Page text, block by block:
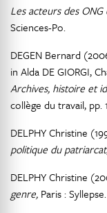
Les acteurs des
Sciences-Po.
DEGEN Bernard
in Alda DE GIORGI,
Archives, histoire et
collège du travail, pp.
DELPHY Christine
politique du patriarcat
DELPHY Christine
genre, Paris : Syllepse.